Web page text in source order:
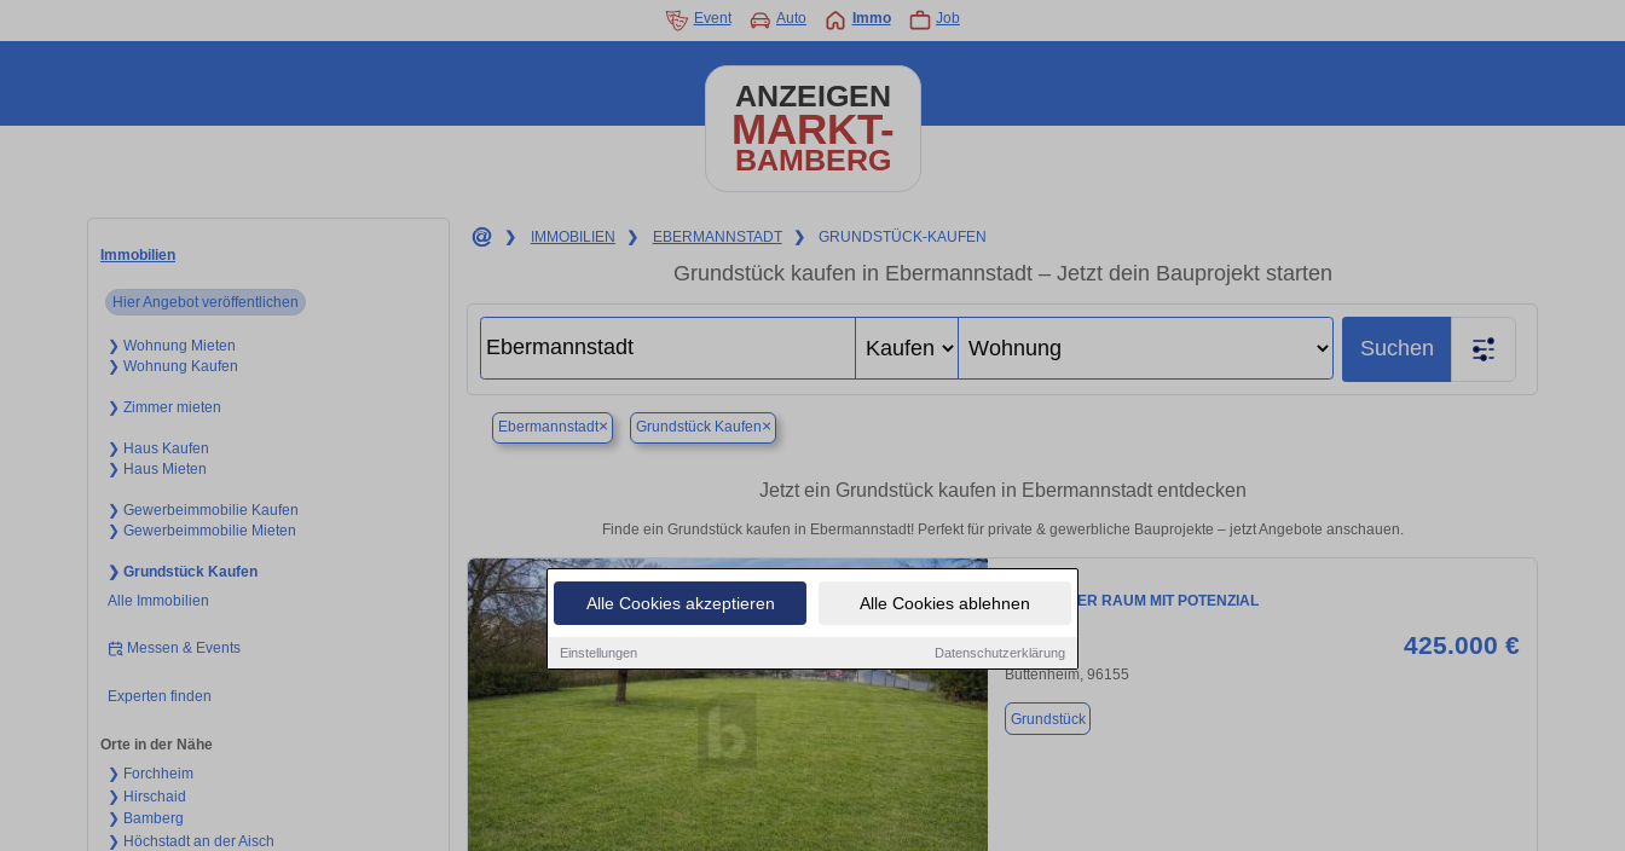
Alle Cookies akzeptieren Alle Cookies ablehnen
Einstellungen Datenschutzerklärung
Event Auto Immo Job
ANZEIGEN
MARKT-
BAMBERG
Immobilien
Hier Angebot veröffentlichen
❯ Wohnung Mieten
❯ Wohnung Kaufen
❯ Zimmer mieten
❯ Haus Kaufen
❯ Haus Mieten
❯ Gewerbeimmobilie Kaufen
❯ Gewerbeimmobilie Mieten
❯ Grundstück Kaufen
Alle Immobilien
Messen & Events
Experten finden
Orte in der Nähe
❯ Forchheim
❯ Hirschaid
❯ Bamberg
❯ Höchstadt an der Aisch
❯ IMMOBILIEN ❯ EBERMANNSTADT ❯ GRUNDSTÜCK-KAUFEN
Grundstück kaufen in Ebermannstadt – Jetzt dein Bauprojekt starten
Suchen
Ebermannstadt× Grundstück Kaufen×
Jetzt ein Grundstück kaufen in Ebermannstadt entdecken
Finde ein Grundstück kaufen in Ebermannstadt! Perfekt für private & gewerbliche Bauprojekte – jetzt Angebote anschauen.
EXKLUSIVER RAUM MIT POTENZIAL
425.000 €
Buttenheim, 96155
Grundstück